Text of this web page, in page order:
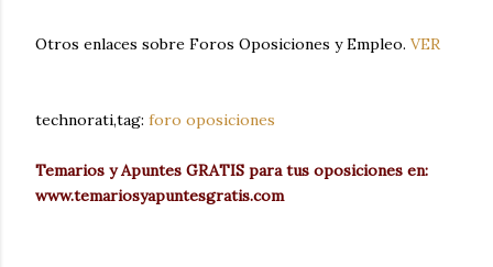
Otros enlaces sobre Foros Oposiciones y Empleo. VER
technorati,tag: foro oposiciones
Temarios y Apuntes GRATIS para tus oposiciones en:
www.temariosyapuntesgratis.com